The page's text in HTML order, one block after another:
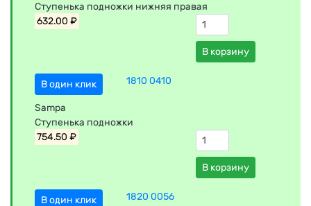
Ступенька подножки нижняя правая
632.00 ₽
В корзину
В один клик 1810 0410
Sampa
Ступенька подножки
754.50 ₽
В корзину
В один клик 1820 0056